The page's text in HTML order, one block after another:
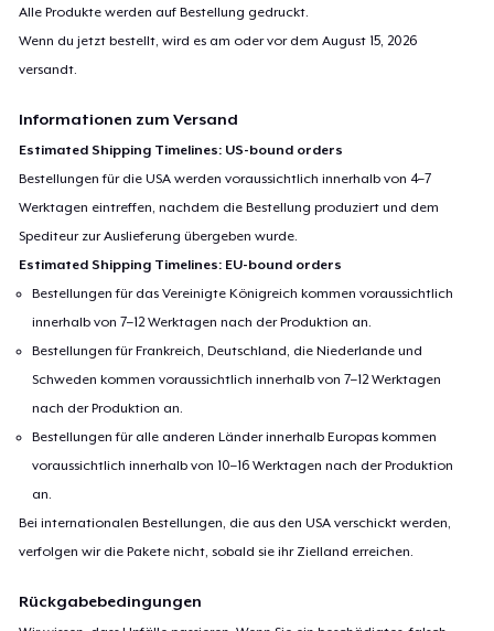
Alle Produkte werden auf Bestellung gedruckt.
Wenn du jetzt bestellt, wird es am oder vor demAugust 15, 2026
versandt.
Informationen zum Versand
Estimated Shipping Timelines: US-bound orders
Bestellungen für die USA werden voraussichtlich innerhalb von 4–7
Werktagen eintreffen, nachdem die Bestellung produziert und dem
Spediteur zur Auslieferung übergeben wurde.
Estimated Shipping Timelines: EU-bound orders
Bestellungen für das Vereinigte Königreich kommen voraussichtlich
innerhalb von 7–12 Werktagen nach der Produktion an.
Bestellungen für Frankreich, Deutschland, die Niederlande und
Schweden kommen voraussichtlich innerhalb von 7–12 Werktagen
nach der Produktion an.
Bestellungen für alle anderen Länder innerhalb Europas kommen
voraussichtlich innerhalb von 10–16 Werktagen nach der Produktion
an.
Bei internationalen Bestellungen, die aus den USA verschickt werden,
verfolgen wir die Pakete nicht, sobald sie ihr Zielland erreichen.
Rückgabebedingungen